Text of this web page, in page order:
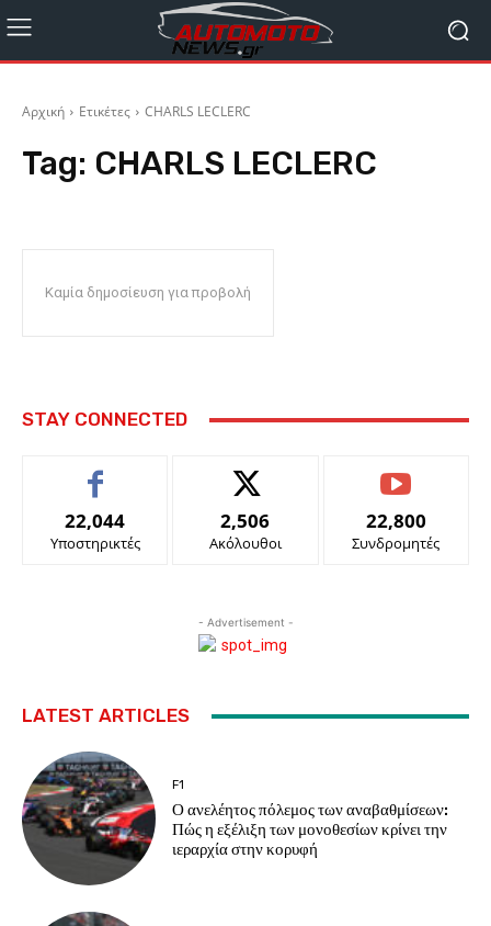
Αρχική Ετικέτες CHARLS LECLERC
Tag: CHARLS LECLERC
Καμία δημοσίευση για προβολή
STAY CONNECTED
22,044
Υποστηρικτές
2,506
Ακόλουθοι
22,800
Συνδρομητές
- Advertisement -
LATEST ARTICLES
F1
Ο ανελέητος πόλεμος των αναβαθμίσεων:
Πώς η εξέλιξη των μονοθεσίων κρίνει την
ιεραρχία στην κορυφή